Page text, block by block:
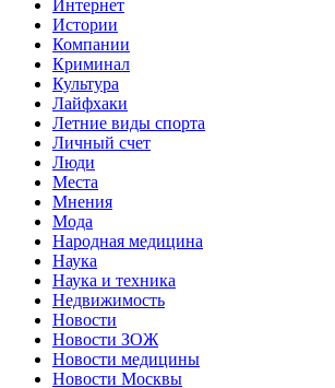
Интернет
Истории
Компании
Криминал
Культура
Лайфхаки
Летние виды спорта
Личный счет
Люди
Места
Мнения
Мода
Народная медицина
Наука
Наука и техника
Недвижимость
Новости
Новости ЗОЖ
Новости медицины
Новости Москвы